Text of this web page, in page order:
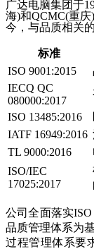
广达电脑集团于
海)和QCMC(重
今，与品质相关
标准
ISO 9001:2015
IECQ QC
080000:2017
ISO 13485:2016
IATF 16949:2016
TL 9000:2016
ISO/IEC
17025:2017
公司全面落实
品质管理体系为
过程管理体系要